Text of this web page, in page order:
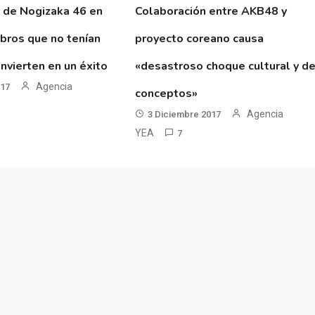
Nogizaka 46 en
que no tenían
en un éxito
Agencia
Colaboración entre AKB48 y
proyecto coreano causa
«desastroso choque cultural y
conceptos»
3 Diciembre 2017
Agencia
YEA
7